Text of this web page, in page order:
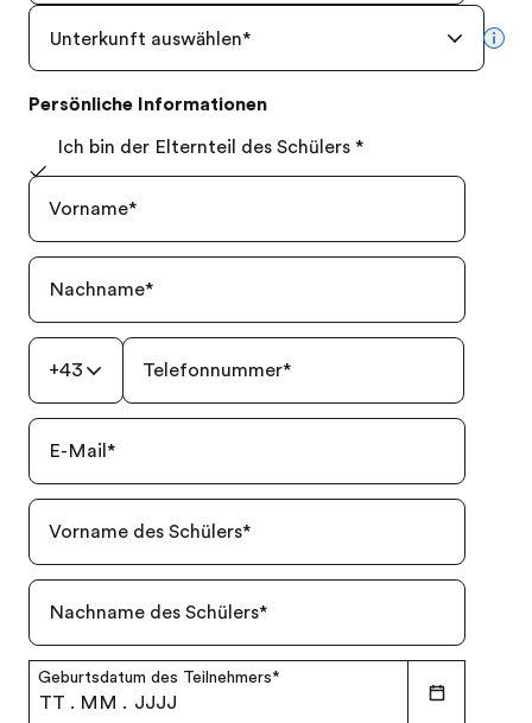
Unterkunft auswählen*
Persönliche Informationen
Ich bin der Elternteil des Schülers *
Vorname*
Nachname*
+43 Telefonnummer*
E-Mail *
Vorname des Schülers*
Nachname des Schülers*
Geburtsdatum des Teilnehmers*
TT . MM . JJJJ